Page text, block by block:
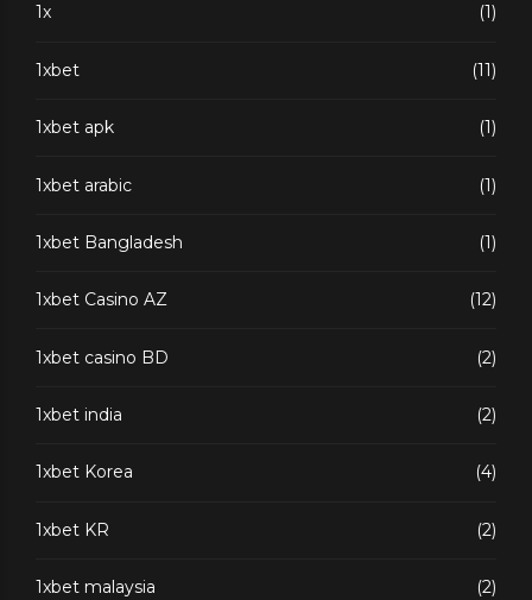
1x (1)
1xbet (11)
1xbet apk (1)
1xbet arabic (1)
1xbet Bangladesh (1)
1xbet Casino AZ (12)
1xbet casino BD (2)
1xbet india (2)
1xbet Korea (4)
1xbet KR (2)
1xbet malaysia (2)